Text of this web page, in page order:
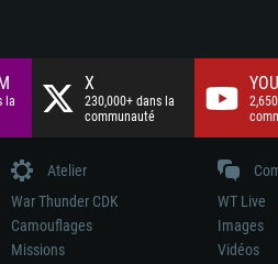
la
X
230,000+ dans la
communauté
Atelier
War Thunder CDK
Camouflages
Missions
WT Live
Images
Vidéos